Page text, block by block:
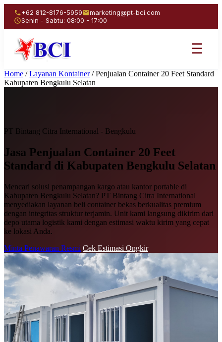
+62 812-8176-5959
marketing@pt-bci.com
Senin - Sabtu: 08:00 - 17:00
☰
Home / Layanan Kontainer / Penjualan Container 20 Feet Standard
Kabupaten Bengkulu Selatan
PT Bintang Citra International - Bengkulu
Jasa Penjualan Container 20 Feet
Standard di Kabupaten Bengkulu Selatan
Mencari solusi penampangan kargo atau kantor portable di
Kabupaten Bengkulu Selatan? PT Bintang Citra International
menyediakan layanan beli container bekas berkualitas premium
dengan integritas struktur terjamin. Unit kami langsung dikirim dari
depo utama logistik kami dengan estimasi waktu kirim yang cepat
ke lokasi Anda.
Minta Penawaran Resmi Cek Estimasi Ongkir